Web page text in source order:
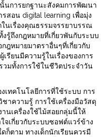
นการยกฐานะสังคมการพัฒนา
สอน digital learning เพื่อมุ่ง
ในเรื่องคุณธรรมจรรยาบรรณ
รู้ถึงกฎหมายที่เกี่ยวพันกับระบบ
ฎหมายมาตราอื่นๆที่เกี่ยวกับ
รียนมีความรู้ในเรื่องของการ
วมทั้งการใช้ในชีวิตประจำวัน
เทคโนโลยีการที่ใช้ระบบ การ
าความรู้ การใช้เครื่องมือวัสดุ
นเครื่องใช้ไม้สอยกลุ่มนี้ให้
จเกี่ยวกับระบบซอฟต์แวร์ข้าง
ก็ตาม ทางเด็กนักเรียนควรมี